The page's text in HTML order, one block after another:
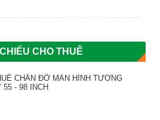
CHO THUÊ
CHÂN ĐỠ MÀN HÌNH TƯƠNG
55 - 98 INCH